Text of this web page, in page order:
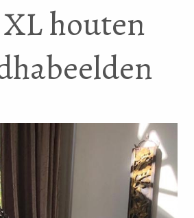
houten